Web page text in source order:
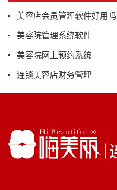
美容店会员管理软件好用吗
美容院管理系统软件
美容院网上预约系统
连锁美容店财务管理